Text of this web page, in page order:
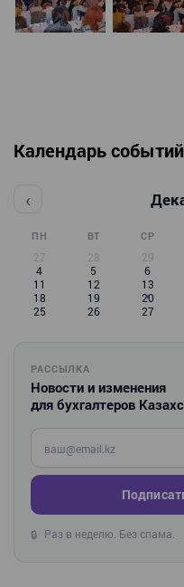
Календарь событий
‹
ПН ВТ СР
27 28 29
4
5 6
11
12 13
18
19 20
25
26 27
РАССЫЛКА
Новости и изменения
для бухгалтеров
Введите ваш e-mail
🔒 Раз в неделю. Без спама.